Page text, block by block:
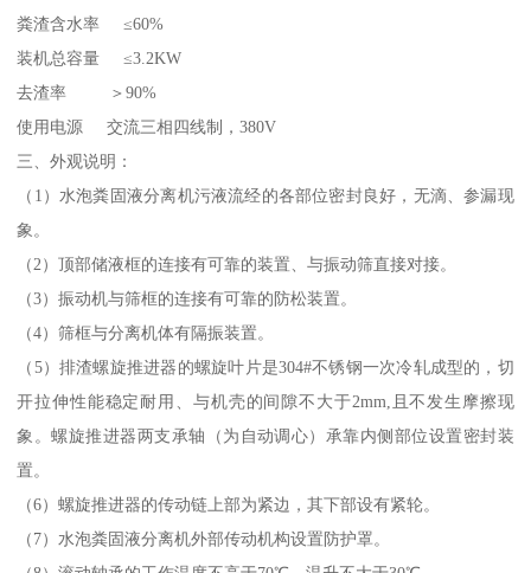
粪渣含水率 ≤60%
装机总容量 ≤3.2KW
去渣率 ＞90%
使用电源 交流三相四线制，380V
三、外观说明：
（1）水泡粪固液分离机污液流经的各部位密封良好，无滴、参漏现
象。
（2）顶部储液框的连接有可靠的装置、与振动筛直接对接。
（3）振动机与筛框的连接有可靠的防松装置。
（4）筛框与分离机体有隔振装置。
（5）排渣螺旋推进器的螺旋叶片是304#不锈钢一次冷轧成型的，切
开拉伸性能稳定耐用、与机壳的间隙不大于2mm,且不发生摩擦现
象。螺旋推进器两支承轴（为自动调心）承靠内侧部位设置密封装
置。
（6）螺旋推进器的传动链上部为紧边，其下部设有紧轮。
（7）水泡粪固液分离机外部传动机构设置防护罩。